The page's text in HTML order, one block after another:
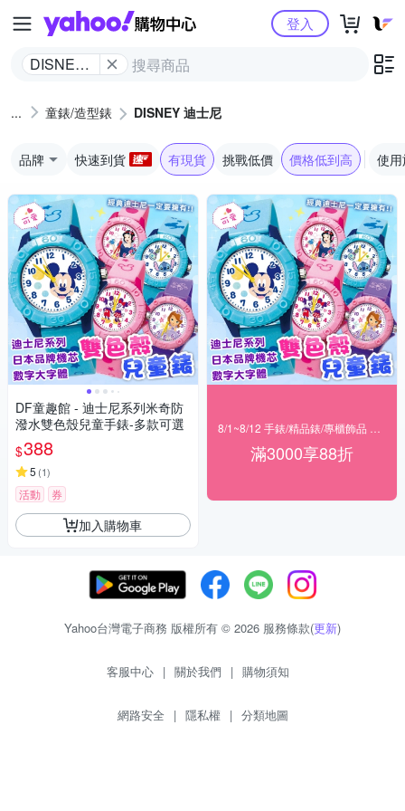
Yahoo購物中心
DISNEY
登入
童錶/造型錶 DISNEY 迪士尼
品牌 快速到貨 有現貨 挑戰低價 價格低到高 使
DF童趣館 - 迪士尼系列米奇防
潑水雙色殼兒童手錶-多款可選
$388
5 (1)
活動 券
加入購物車
滿3000享88折
Yahoo台灣電子商務 版權所有 © 2026 服務條款(更新)
客服中心 | 關於我們 | 購物須知
網路安全 | 隱私權 | 分類地圖